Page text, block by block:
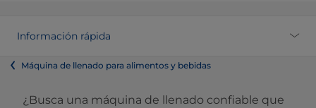
Información rápida
Máquina de llenado para alimentos y bebidas
¿Busca una máquina de llenado confiable que